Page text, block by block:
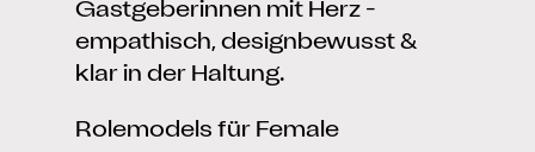
Gastgeberinnen mit Herz -
empathisch, designbewusst &
klar in der Haltung.
Rolemodels für Female